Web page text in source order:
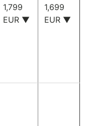
1,799
EUR ▼
1,699
EUR ▼